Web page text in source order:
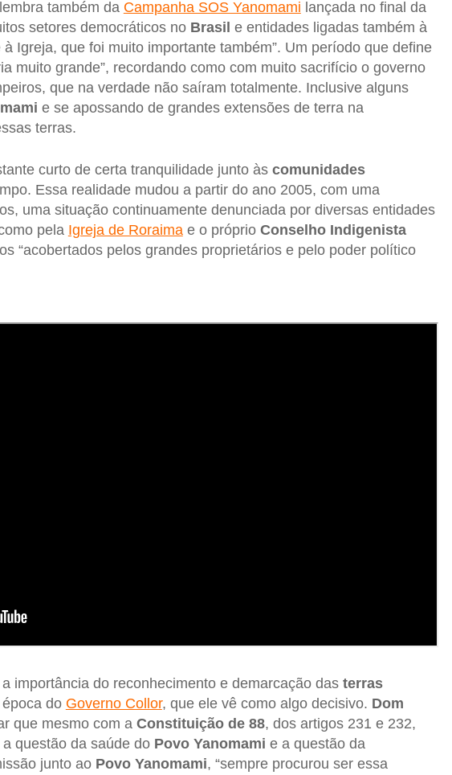
também da Campanha SOS Yanomami lançada no final da
setores democráticos no Brasil e entidades ligadas também à
Igreja, que foi muito importante também”. Um período que define
muito grande”, recordando como com muito sacrifício o governo
que na verdade não saíram totalmente. Inclusive alguns
e se apossando de grandes extensões de terra na
terras.
curto de certa tranquilidade junto às comunidades
Essa realidade mudou a partir do ano 2005, com uma
uma situação continuamente denunciada por diversas entidades
pela Igreja de Roraimae o próprio Conselho Indigenista
“acobertados pelos grandes proprietários e pelo poder político
importância do reconhecimento e demarcação das terras
do Governo Collor, que ele vê como algo decisivo. Dom
que mesmo com a Constituição de 88, dos artigos 231 e 232,
questão da saúde do Povo Yanomami e a questão da
junto ao Povo Yanomami, “sempre procurou ser essa